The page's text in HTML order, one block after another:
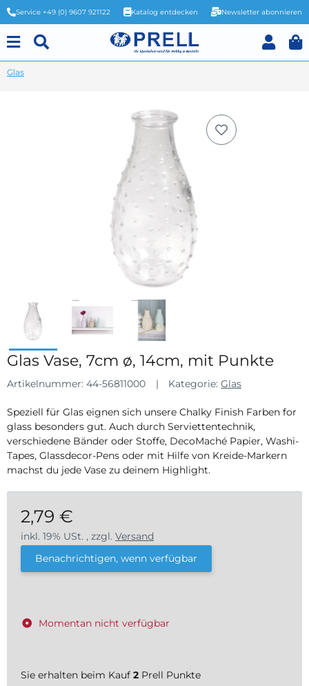
Service +49 (0) 9607 921122 Katalog entdecken Newsletter abonnieren
Glas
Glas Vase, 7cm ø, 14cm, mit Punkte
Artikelnummer: 44-56811000 Kategorie: Glas
Speziell für Glas eignen sich unsere Chalky Finish Farben for
glass besonders gut. Auch durch Serviettentechnik,
verschiedene Bänder oder Stoffe, DecoMaché Papier, Washi-
Tapes, Glassdecor-Pens oder mit Hilfe von Kreide-Markern
machst du jede Vase zu deinem Highlight.
2,79 €
inkl. 19% USt. , zzgl. Versand
Benachrichtigen, wenn verfügbar
Momentan nicht verfügbar
Sie erhalten beim Kauf 2 Prell Punkte